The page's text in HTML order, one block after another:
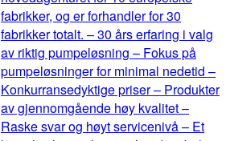
fabrikker, og er forhandler for 30
fabrikker totalt. – 30 års erfaring i valg
av riktig pumpeløsning – Fokus på
pumpeløsninger for minimal nedetid –
Konkurransedyktige priser – Produkter
av gjennomgående høy kvalitet –
Raske svar og høyt servicenivå – Et